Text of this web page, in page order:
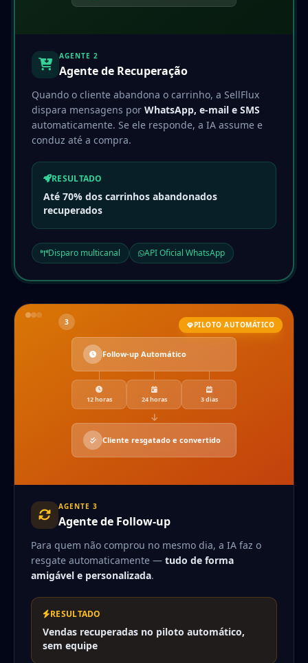
AGENTE 2
Agente de Recuperação
Quando o cliente abandona o carrinho, a SellFlux
dispara mensagens por WhatsApp, e-mail e SMS
automaticamente. Se ele responde, a IA assume e
conduz até a compra.
RESULTADO
Até 70% dos carrinhos abandonados
recuperados
Disparo multicanal API Oficial WhatsApp
PILOTO AUTOMÁTICO
3
Follow-up Automático
12 horas 24 horas 3 dias
Cliente resgatado e convertido
AGENTE 3
Agente de Follow-up
Para quem não comprou no mesmo dia, a IA faz o
resgate automaticamente — tudo de forma
amigável e personalizada.
RESULTADO
Vendas recuperadas no piloto automático,
sem equipe